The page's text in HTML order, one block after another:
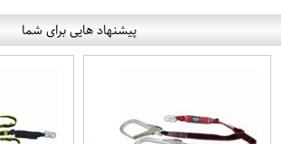
پیشنهاد هایی برای شما